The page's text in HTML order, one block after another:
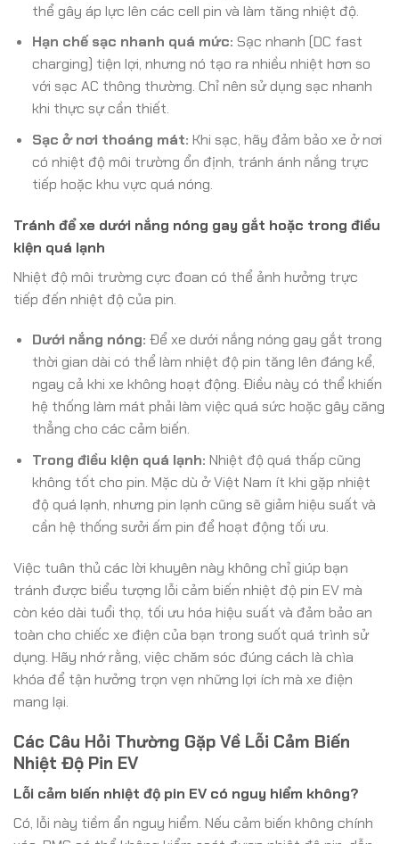
thể gây áp lực lên các cell pin và làm tăng nhiệt độ.
Hạn chế sạc nhanh quá mức: Sạc nhanh (DC fast
charging) tiện lợi, nhưng nó tạo ra nhiều nhiệt hơn so
với sạc AC thông thường. Chỉ nên sử dụng sạc nhanh
khi thực sự cần thiết.
Sạc ở nơi thoáng mát: Khi sạc, hãy đảm bảo xe ở nơi
có nhiệt độ môi trường ổn định, tránh ánh nắng trực
tiếp hoặc khu vực quá nóng.
Tránh để xe dưới nắng nóng gay gắt hoặc trong điều
kiện quá lạnh
Nhiệt độ môi trường cực đoan có thể ảnh hưởng trực
tiếp đến nhiệt độ của pin.
Dưới nắng nóng: Để xe dưới nắng nóng gay gắt trong
thời gian dài có thể làm nhiệt độ pin tăng lên đáng kể,
ngay cả khi xe không hoạt động. Điều này có thể khiến
hệ thống làm mát phải làm việc quá sức hoặc gây căng
thẳng cho các cảm biến.
Trong điều kiện quá lạnh: Nhiệt độ quá thấp cũng
không tốt cho pin. Mặc dù ở Việt Nam ít khi gặp nhiệt
độ quá lạnh, nhưng pin lạnh cũng sẽ giảm hiệu suất và
cần hệ thống sưởi ấm pin để hoạt động tối ưu.
Việc tuân thủ các lời khuyên này không chỉ giúp bạn
tránh được biểu tượng lỗi cảm biến nhiệt độ pin EV mà
còn kéo dài tuổi thọ, tối ưu hóa hiệu suất và đảm bảo an
toàn cho chiếc xe điện của bạn trong suốt quá trình sử
dụng. Hãy nhớ rằng, việc chăm sóc đúng cách là chìa
khóa để tận hưởng trọn vẹn những lợi ích mà xe điện
mang lại.
Các Câu Hỏi Thường Gặp Về Lỗi Cảm Biến
Nhiệt Độ Pin EV
Lỗi cảm biến nhiệt độ pin EV có nguy hiểm không?
Có, lỗi này tiềm ẩn nguy hiểm. Nếu cảm biến không chính